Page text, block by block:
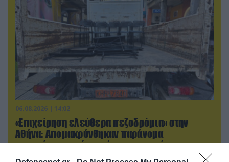
06.08.2026 | 14:02
«Επιχείρηση ελεύθερα πεζοδρόμια» στην
Αθήνα: Απομακρύνθηκαν παράνομα
αντικείμενα από κοινόχρηστους χώρους